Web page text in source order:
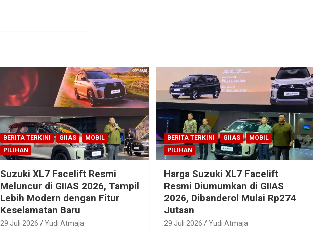
BERITA TERKINI GIIAS
MOBIL
PILIHAN
Suzuki XL7 Facelift Resmi
Meluncur di GIIAS 2026, Tampil
Lebih Modern dengan Fitur
Keselamatan Baru
29 Juli 2026 Yudi Atmaja
BERITA TERKINI GIIAS
MOBIL
PILIHAN
Harga Suzuki XL7 Facelift
Resmi Diumumkan di GIIAS
2026, Dibanderol Mulai Rp274
Jutaan
29 Juli 2026 Yudi Atmaja